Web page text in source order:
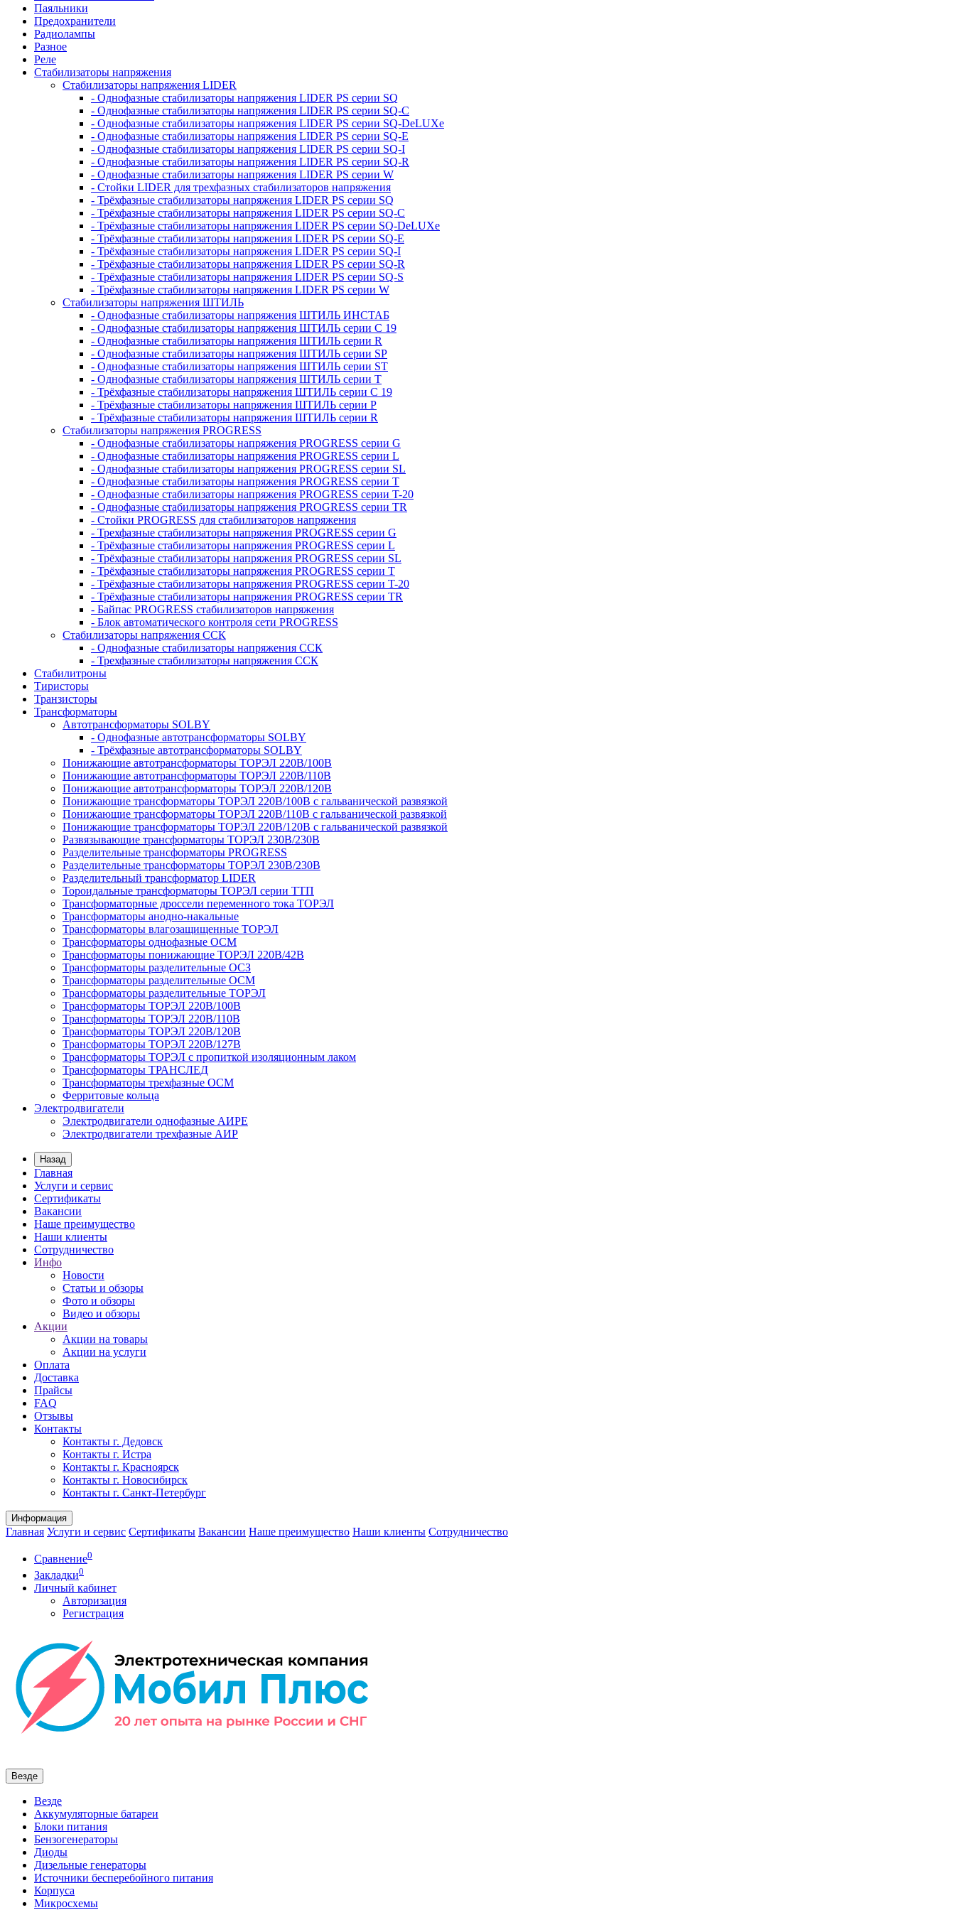
Паяльники
Предохранители
Радиолампы
Разное
Реле
Стабилизаторы напряжения
Стабилизаторы напряжения LIDER
- Однофазные стабилизаторы напряжения LIDER PS серии SQ
- Однофазные стабилизаторы напряжения LIDER PS серии SQ-C
- Однофазные стабилизаторы напряжения LIDER PS серии SQ-DeLUXe
- Однофазные стабилизаторы напряжения LIDER PS серии SQ-E
- Однофазные стабилизаторы напряжения LIDER PS серии SQ-I
- Однофазные стабилизаторы напряжения LIDER PS серии SQ-R
- Однофазные стабилизаторы напряжения LIDER PS серии W
- Стойки LIDER для трехфазных стабилизаторов напряжения
- Трёхфазные стабилизаторы напряжения LIDER PS серии SQ
- Трёхфазные стабилизаторы напряжения LIDER PS серии SQ-C
- Трёхфазные стабилизаторы напряжения LIDER PS серии SQ-DeLUXe
- Трёхфазные стабилизаторы напряжения LIDER PS серии SQ-E
- Трёхфазные стабилизаторы напряжения LIDER PS серии SQ-I
- Трёхфазные стабилизаторы напряжения LIDER PS серии SQ-R
- Трёхфазные стабилизаторы напряжения LIDER PS серии SQ-S
- Трёхфазные стабилизаторы напряжения LIDER PS серии W
Стабилизаторы напряжения ШТИЛЬ
- Однофазные стабилизаторы напряжения ШТИЛЬ ИНСТАБ
- Однофазные стабилизаторы напряжения ШТИЛЬ серии C 19
- Однофазные стабилизаторы напряжения ШТИЛЬ серии R
- Однофазные стабилизаторы напряжения ШТИЛЬ серии SP
- Однофазные стабилизаторы напряжения ШТИЛЬ серии ST
- Однофазные стабилизаторы напряжения ШТИЛЬ серии T
- Трёхфазные стабилизаторы напряжения ШТИЛЬ серии C 19
- Трёхфазные стабилизаторы напряжения ШТИЛЬ серии P
- Трёхфазные стабилизаторы напряжения ШТИЛЬ серии R
Стабилизаторы напряжения PROGRESS
- Однофазные стабилизаторы напряжения PROGRESS серии G
- Однофазные стабилизаторы напряжения PROGRESS серии L
- Однофазные стабилизаторы напряжения PROGRESS серии SL
- Однофазные стабилизаторы напряжения PROGRESS серии T
- Однофазные стабилизаторы напряжения PROGRESS серии T-20
- Однофазные стабилизаторы напряжения PROGRESS серии TR
- Стойки PROGRESS для стабилизаторов напряжения
- Трехфазные стабилизаторы напряжения PROGRESS серии G
- Трёхфазные стабилизаторы напряжения PROGRESS серии L
- Трёхфазные стабилизаторы напряжения PROGRESS серии SL
- Трёхфазные стабилизаторы напряжения PROGRESS серии T
- Трёхфазные стабилизаторы напряжения PROGRESS серии T-20
- Трёхфазные стабилизаторы напряжения PROGRESS серии TR
- Байпас PROGRESS стабилизаторов напряжения
- Блок автоматического контроля сети PROGRESS
Стабилизаторы напряжения ССК
- Однофазные стабилизаторы напряжения ССК
- Трехфазные стабилизаторы напряжения ССК
Стабилитроны
Тиристоры
Транзисторы
Трансформаторы
Автотрансформаторы SOLBY
- Однофазные автотрансформаторы SOLBY
- Трёхфазные автотрансформаторы SOLBY
Понижающие автотрансформаторы ТОРЭЛ 220В/100В
Понижающие автотрансформаторы ТОРЭЛ 220В/110В
Понижающие автотрансформаторы ТОРЭЛ 220В/120В
Понижающие трансформаторы ТОРЭЛ 220В/100В с гальванической развязкой
Понижающие трансформаторы ТОРЭЛ 220В/110В с гальванической развязкой
Понижающие трансформаторы ТОРЭЛ 220В/120В с гальванической развязкой
Развязывающие трансформаторы ТОРЭЛ 230В/230В
Разделительные трансформаторы PROGRESS
Разделительные трансформаторы ТОРЭЛ 230В/230В
Разделительный трансформатор LIDER
Тороидальные трансформаторы ТОРЭЛ серии ТТП
Трансформаторные дроссели переменного тока ТОРЭЛ
Трансформаторы анодно-накальные
Трансформаторы влагозащищенные ТОРЭЛ
Трансформаторы однофазные ОСМ
Трансформаторы понижающие ТОРЭЛ 220В/42В
Трансформаторы разделительные ОСЗ
Трансформаторы разделительные ОСМ
Трансформаторы разделительные ТОРЭЛ
Трансформаторы ТОРЭЛ 220В/100В
Трансформаторы ТОРЭЛ 220В/110В
Трансформаторы ТОРЭЛ 220В/120В
Трансформаторы ТОРЭЛ 220В/127В
Трансформаторы ТОРЭЛ с пропиткой изоляционным лаком
Трансформаторы ТРАНСЛЕД
Трансформаторы трехфазные ОСМ
Ферритовые кольца
Электродвигатели
Электродвигатели однофазные АИРЕ
Электродвигатели трехфазные АИР
Назад
Главная
Услуги и сервис
Сертификаты
Вакансии
Наше преимущество
Наши клиенты
Сотрудничество
Инфо
Новости
Статьи и обзоры
Фото и обзоры
Видео и обзоры
Акции
Акции на товары
Акции на услуги
Оплата
Доставка
Прайсы
FAQ
Отзывы
Контакты
Контакты г. Дедовск
Контакты г. Истра
Контакты г. Красноярск
Контакты г. Новосибирск
Контакты г. Санкт-Петербург
Информация
Главная Услуги и сервис Сертификаты Вакансии Наше преимущество Наши клиенты Сотрудничество
Сравнение0
Закладки0
Личный кабинет
Авторизация
Регистрация
Везде
Везде
Аккумуляторные батареи
Блоки питания
Бензогенераторы
Диоды
Дизельные генераторы
Источники бесперебойного питания
Корпуса
Микросхемы